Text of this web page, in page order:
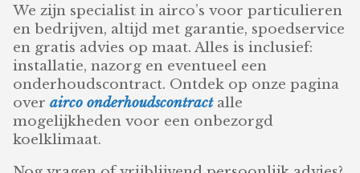
We zijn specialist in airco’s voor particulieren
en bedrijven, altijd met garantie, spoedservice
en gratis advies op maat. Alles is inclusief:
installatie, nazorg en eventueel een
onderhoudscontract. Ontdek op onze pagina
overairco onderhoudscontractalle
mogelijkheden voor een onbezorgd
koelklimaat.